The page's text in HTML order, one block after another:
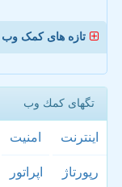
تازه های کمک وب
تگهای كمك وب
اینترنت امنیت
رپورتاژ اپراتور